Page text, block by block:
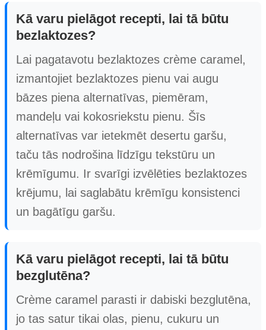
Kā varu pielāgot recepti, lai tā būtu
bezlaktozes?
Lai pagatavotu bezlaktozes crème caramel,
izmantojiet bezlaktozes pienu vai augu
bāzes piena alternatīvas, piemēram,
mandeļu vai kokosriekstu pienu. Šīs
alternatīvas var ietekmēt desertu garšu,
taču tās nodrošina līdzīgu tekstūru un
krēmīgumu. Ir svarīgi izvēlēties bezlaktozes
krējumu, lai saglabātu krēmīgu konsistenci
un bagātīgu garšu.
Kā varu pielāgot recepti, lai tā būtu
bezglutēna?
Crème caramel parasti ir dabiski bezglutēna,
jo tas satur tikai olas, pienu, cukuru un